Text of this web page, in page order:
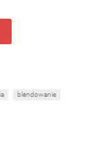
blendowanie